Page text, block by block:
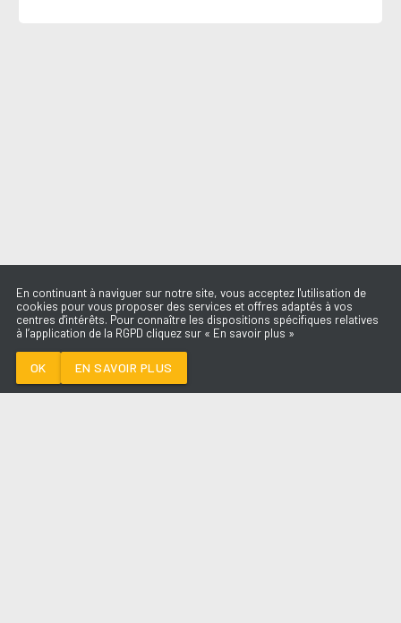
L'AMOUR ÇA SE
En continuant à naviguer sur notre site, vous acceptez l'utilisation de
cookies pour vous proposer des services et offres adaptés à vos
centres d'intérêts. Pour connaître les dispositions spécifiques relatives
à l’application de la RGPD cliquez sur « En savoir plus »
OK EN SAVOIR PLUS